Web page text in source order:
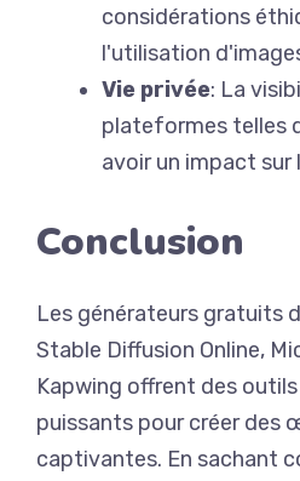
considérations
l'utilisation
Vie privée: La
plateformes telles
avoir un impact sur
Conclusion
Les générateurs gratuits
Stable Diffusion Online,
Kapwing offrent des
puissants pour créer des
captivantes. En sachant